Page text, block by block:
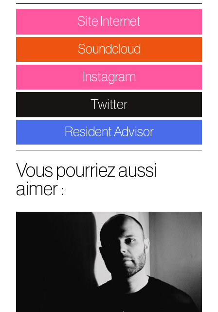
Site Internet
Soundcloud
Instagram
Twitter
Resident Advisor
Vous pourriez aussi
aimer :